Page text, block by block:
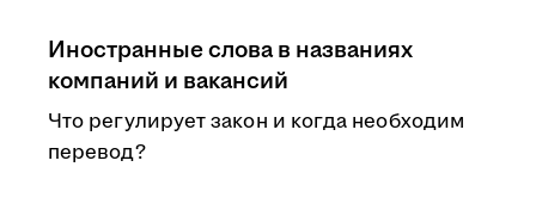
Иностранные слова в названиях
компаний и вакансий
Что регулирует закон и когда необходим
перевод?